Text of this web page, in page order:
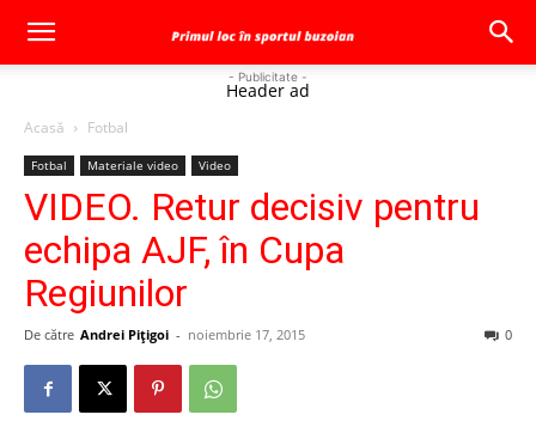
- Publicitate -
Header ad
Acasă Fotbal
Fotbal Materiale video Video
VIDEO. Retur decisiv pentru
echipa AJF, în Cupa
Regiunilor
De către Andrei Pițigoi - noiembrie 17, 2015 0